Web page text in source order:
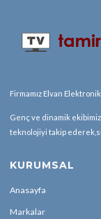
Firmamız Elvan
Genç ve dinamik
teknolojiyi takip
KURUMSAL
Anasayfa
Markalar